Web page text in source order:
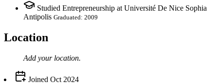
Studied Entrepreneurship at Université De Nice Sophia
Antipolis Graduated: 2009
Location
Add your location.
Joined Oct 2024